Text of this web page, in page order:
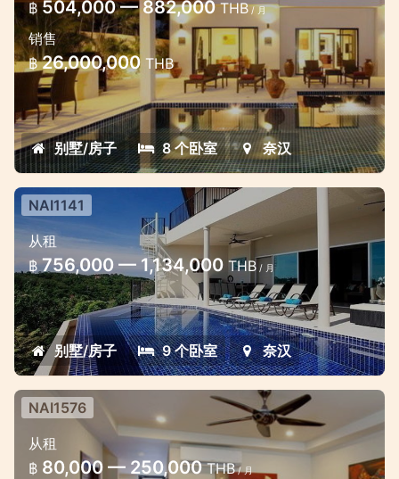
฿ 504,000 — 882,000THB / 月
销售
฿ 26,000,000 THB
别墅/房子 8 个卧室 奈汉
NAI1141
从租
฿ 756,000 — 1,134,000 THB / 月
别墅/房子 9 个卧室 奈汉
距离奈函海滩 200 米的 4 卧室联排别
墅
NAI1576
从租
฿ 80,000 — 250,000THB/ 月